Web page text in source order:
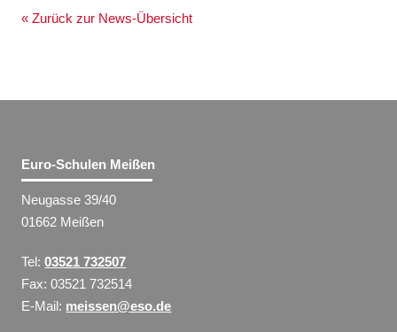
« Zurück zur News-Übersicht
Euro-Schulen Meißen
Neugasse 39/40
01662 Meißen
Tel:03521 732507
Fax: 03521 732514
E-Mail: meissen@eso.de